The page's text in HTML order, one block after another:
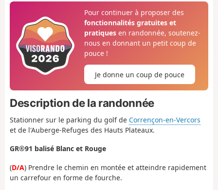
Pour continuer à proposer des
fonctionnalités gratuites et
pratiquesen randonnée, soutenez-
nous en donnant un petit coup de
pouce !
Je donne un coup de pouce
Description de la randonnée
Stationner sur le parking du golf de Corrençon-en-Vercors
et de l'Auberge-Refuges des Hauts Plateaux.
GR®91 balisé Blanc et Rouge
(D/A) Prendre le chemin en montée et atteindre rapidement
un carrefour en forme de fourche.